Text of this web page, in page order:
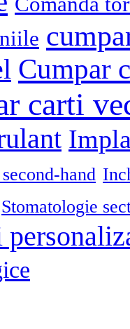
Cumpar
carti
hand
Stomatologie